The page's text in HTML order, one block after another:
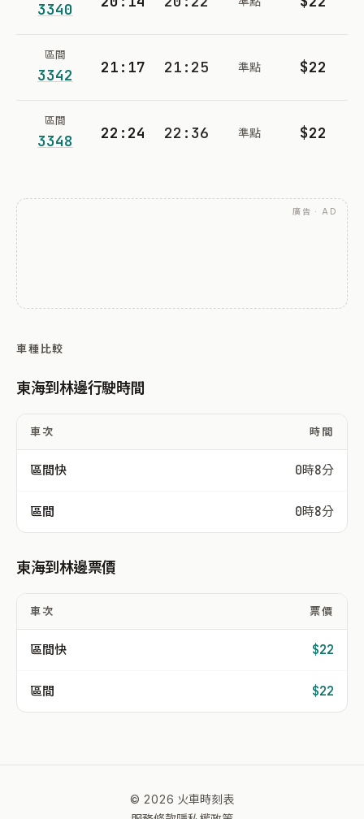
3340
區間
3342 21:17 21:25 準點 $22
區間
3348 22:24 22:36 準點 $22
廣告 · AD
車種比較
東海到林邊行駛時間
車次 時間
區間快 0時8分
區間 0時8分
東海到林邊票價
車次 票價
區間快 $22
區間 $22
© 2026 火車時刻表